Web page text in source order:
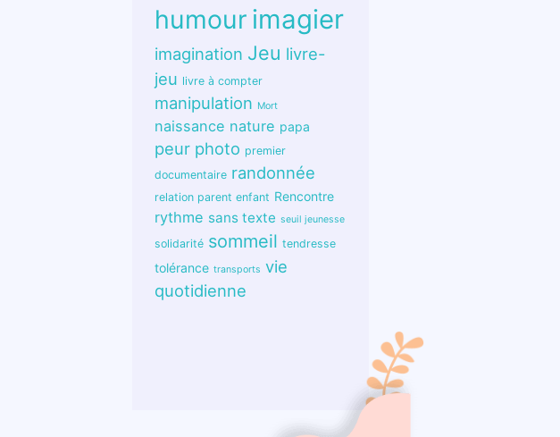
humour imagier
imagination Jeu livre-
jeu livre à compter
manipulation Mort
naissance nature papa
peur photo premier
documentaire randonnée
relation parent enfant Rencontre
rythme sans texte seuil jeunesse
solidarité sommeil tendresse
tolérance transports vie
quotidienne